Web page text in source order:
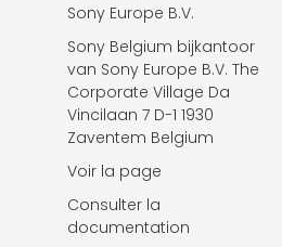
Sony Europe B.V.
Sony Belgium bijkantoor
van Sony Europe B.V. The
Corporate Village Da
Vincilaan 7 D-1 1930
Zaventem Belgium
Voir la page
Consulter la
documentation